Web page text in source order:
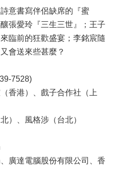
意書寫伴侶缺席的『蜜
張愛玲『三生三世』；王子
臨前的狂歡盛宴；李銘宸隨
會送來些甚麼？
7528)
香港）、戲子合作社（上
風格涉（台北）
廣達電腦股份有限公司、香